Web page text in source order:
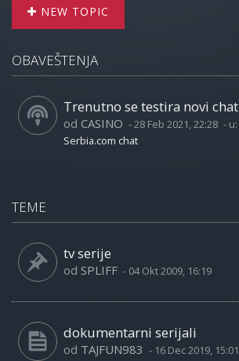
NEW TOPIC
OBAVEŠTENJA
Trenutno se testira novi chat
od CASINO -28 Feb 2021, 22:28 - u:
Serbia.com chat
TEME
tv serije
od SPLIFF - 04 Okt 2009, 16:19
dokumentarni serijali
od TAJFUN983 - 16 Dec 2019, 15:01